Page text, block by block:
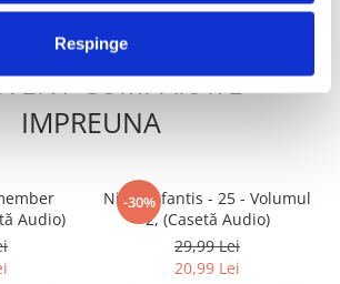
Respinge
CUMPARATE
IMPREUNA
Audio)
-30%
Nicu Alifantis - 25 - Volumul
2, (Casetă Audio)
29,99 Lei
20,99 Lei